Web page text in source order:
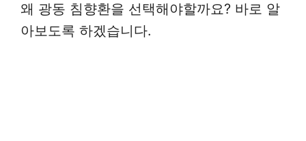
왜 광동 침향환을 선택해야할까요? 바로 알
아보도록 하겠습니다.